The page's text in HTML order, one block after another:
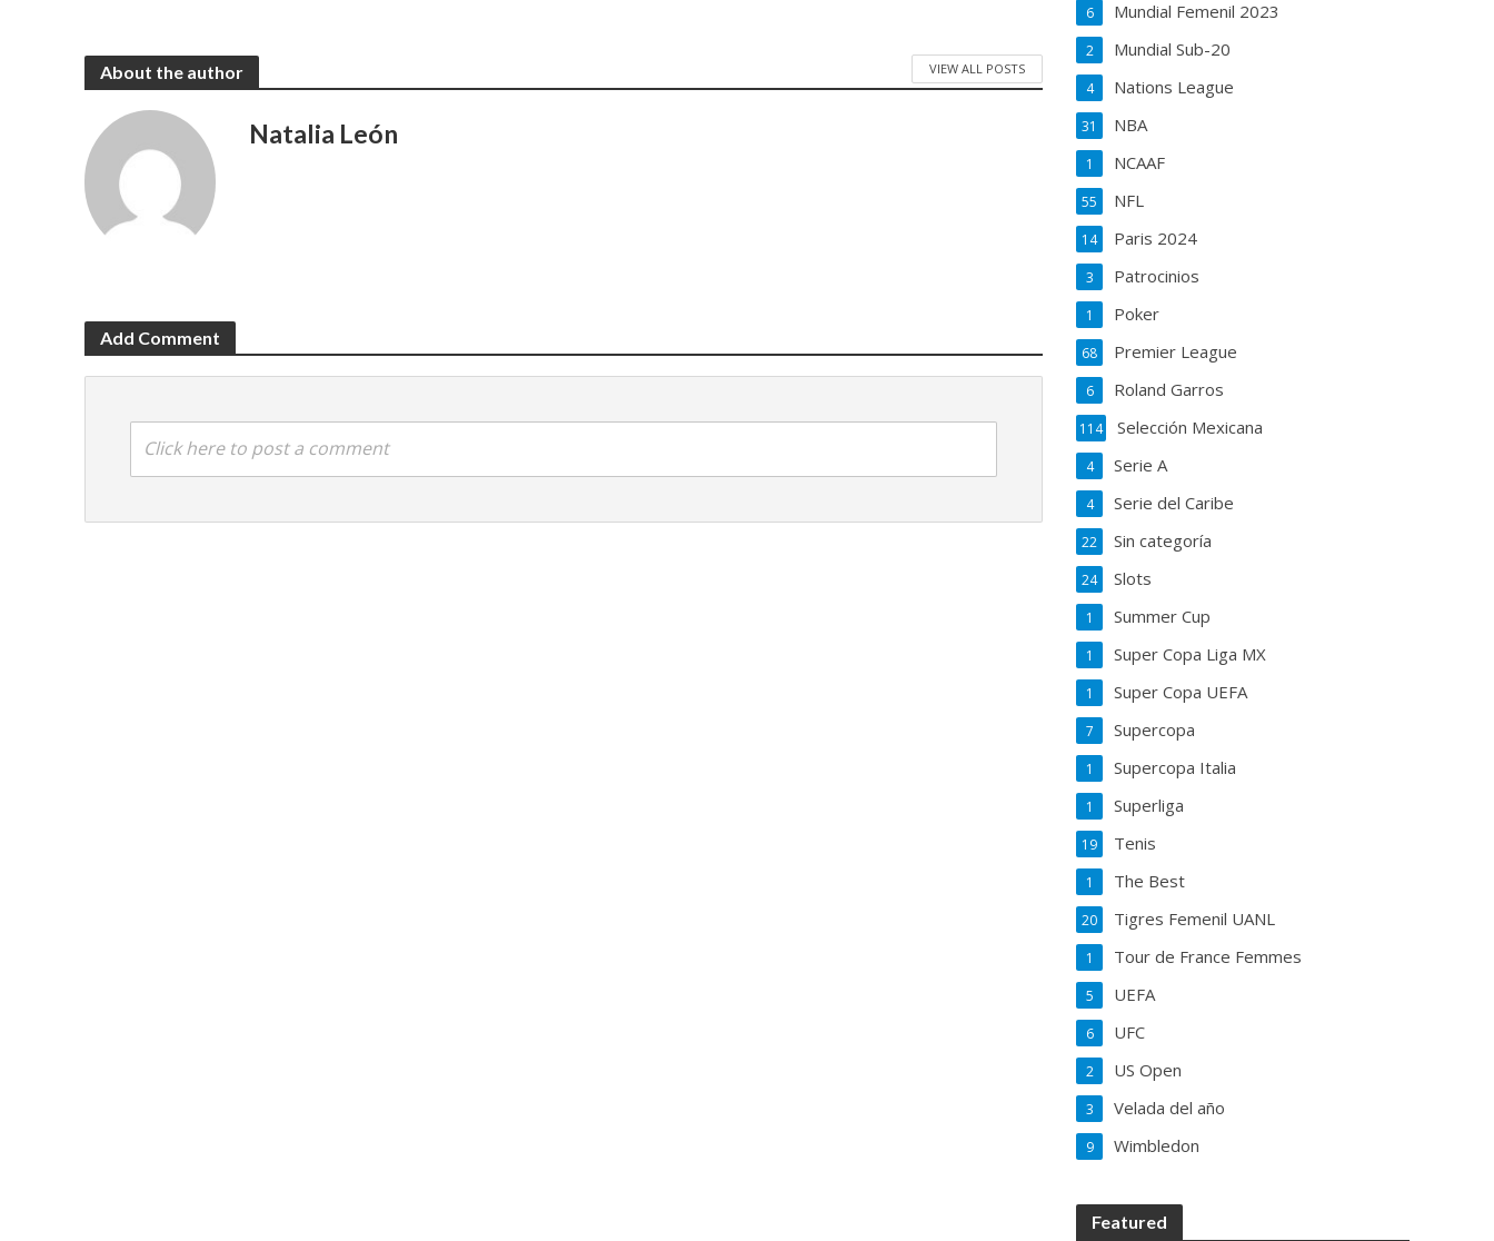
About the author VIEW ALL POSTS
Natalia León
Add Comment
Click here to post a comment
Mundial Femenil 2023
6
Mundial Sub-20
2
Nations League
4
NBA
31
NCAAF
1
NFL
55
Paris 2024
14
Patrocinios
3
Poker
1
Premier League
68
Roland Garros
6
Selección Mexicana
114
Serie A
4
Serie del Caribe
4
Sin categoría
22
Slots
24
Summer Cup
1
Super Copa Liga MX
1
Super Copa UEFA
1
Supercopa
7
Supercopa Italia
1
Superliga
1
Tenis
19
The Best
1
Tigres Femenil UANL
20
Tour de France Femmes
1
UEFA
5
UFC
6
US Open
2
Velada del año
3
Wimbledon
9
Featured